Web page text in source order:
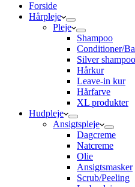
Forside
Hårpleje
Pleje
Shampoo
Conditioner/
Silver shampoo
Hårkur
Leave-in kur
Hårfarve
XL produkter
Hudpleje
Ansigtspleje
Dagcreme
Natcreme
Olie
Ansigtsmasker
Scrub/Peeling